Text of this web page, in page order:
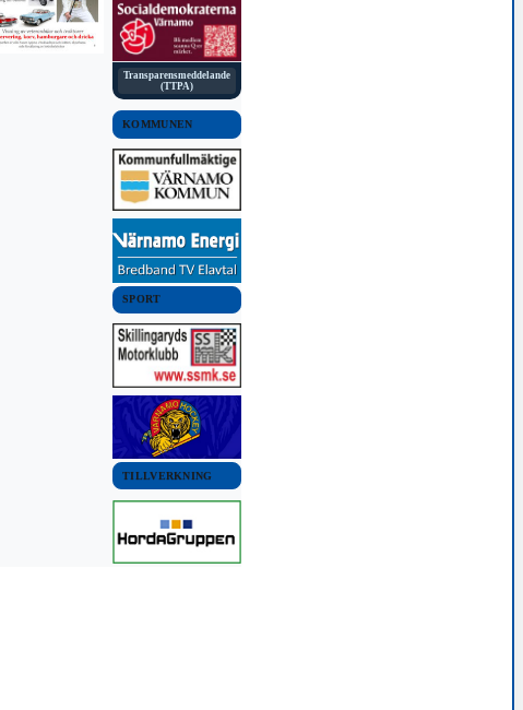
Transparensmeddelande
(TTPA)
KOMMUNEN
SPORT
TILLVERKNING